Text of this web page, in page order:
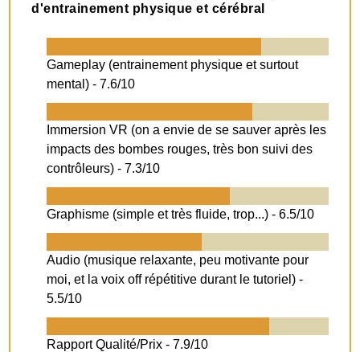
d'entrainement physique et cérébral
Gameplay (entrainement physique et surtout
mental) -7.6/10
Immersion VR (on a envie de se sauver après les
impacts des bombes rouges, très bon suivi des
contrôleurs) -7.3/10
Graphisme (simple et très fluide, trop...) -6.5/10
Audio (musique relaxante, peu motivante pour
moi, et la voix off répétitive durant le tutoriel) -
5.5/10
Rapport Qualité/Prix -7.9/10